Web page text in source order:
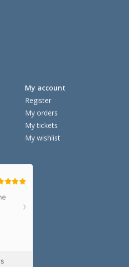
My account
Register
My orders
My tickets
My wishlist